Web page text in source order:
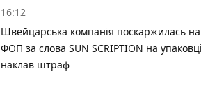
16:12
Швейцарська компанія поскаржилась на
ФОП за слова SUN SCRIPTION на
наклав штраф